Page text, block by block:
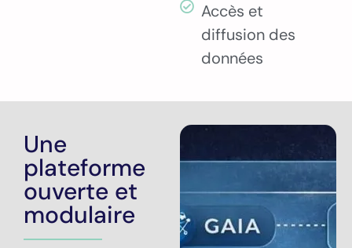
Accès et
diffusion des
données
Une
plateforme
ouverte et
modulaire